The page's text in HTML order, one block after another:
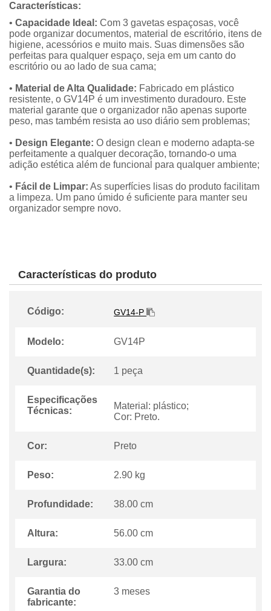
Características:
• Capacidade Ideal: Com 3 gavetas espaçosas, você
pode organizar documentos, material de escritório, itens de
higiene, acessórios e muito mais. Suas dimensões são
perfeitas para qualquer espaço, seja em um canto do
escritório ou ao lado de sua cama;
• Material de Alta Qualidade: Fabricado em plástico
resistente, o GV14P é um investimento duradouro. Este
material garante que o organizador não apenas suporte
peso, mas também resista ao uso diário sem problemas;
• Design Elegante: O design clean e moderno adapta-se
perfeitamente a qualquer decoração, tornando-o uma
adição estética além de funcional para qualquer ambiente;
• Fácil de Limpar: As superfícies lisas do produto facilitam
a limpeza. Um pano úmido é suficiente para manter seu
organizador sempre novo.
Características do produto
Código: GV14-P
Modelo: GV14P
Quantidade(s): 1 peça
Especificações
Técnicas:
Material: plástico;
Cor: Preto.
Cor: Preto
Peso: 2.90 kg
Profundidade: 38.00 cm
Altura: 56.00 cm
Largura: 33.00 cm
Garantia do
fabricante:
3 meses